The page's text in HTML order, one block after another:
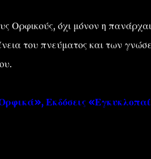
Ορφικούς, όχι μόνον η
του πνεύματος και των
Εκδόσεις